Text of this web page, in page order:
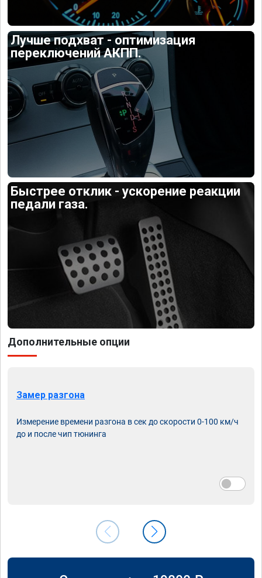
Лучше подхват - оптимизация
переключений АКПП.
Быстрее отклик - ускорение реакции
педали газа.
Дополнительные опции
Замер разгона
Измерение времени разгона в сек до скорости 0-100 км/ч
до и после чип тюнинга